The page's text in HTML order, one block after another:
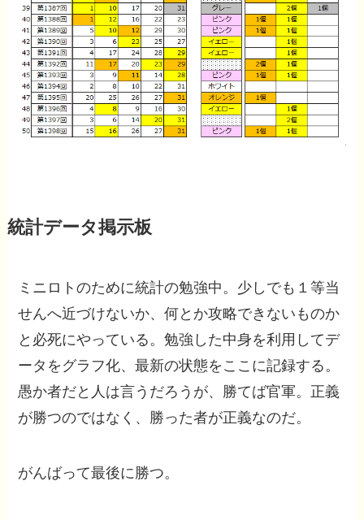
統計データ掲示板
ミニロトのために統計の勉強中。少しでも１等当
せんへ近づけないか、何とか攻略できないものか
と必死にやっている。勉強した中身を利用してデ
ータをグラフ化、最新の状態をここに記録する。
愚か者だと人は言うだろうが、勝てば官軍。正義
が勝つのではなく、勝った者が正義なのだ。
がんばって最後に勝つ。